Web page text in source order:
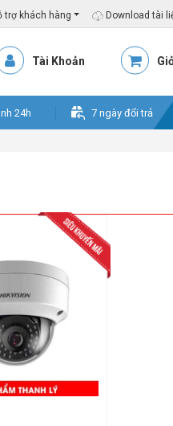
trợ khách hàng Download tài
Tài Khoản
24h 7 ngày đổi trả